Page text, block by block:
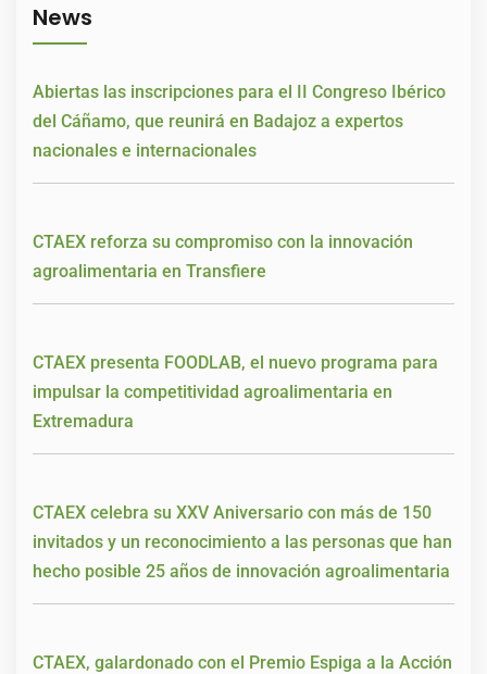
News
Abiertas las inscripciones para el II Congreso Ibérico
del Cáñamo, que reunirá en Badajoz a expertos
nacionales e internacionales
CTAEX reforza su compromiso con la innovación
agroalimentaria en Transfiere
CTAEX presenta FOODLAB, el nuevo programa para
impulsar la competitividad agroalimentaria en
Extremadura
CTAEX celebra su XXV Aniversario con más de 150
invitados y un reconocimiento a las personas que han
hecho posible 25 años de innovación agroalimentaria
CTAEX, galardonado con el Premio Espiga a la Acción